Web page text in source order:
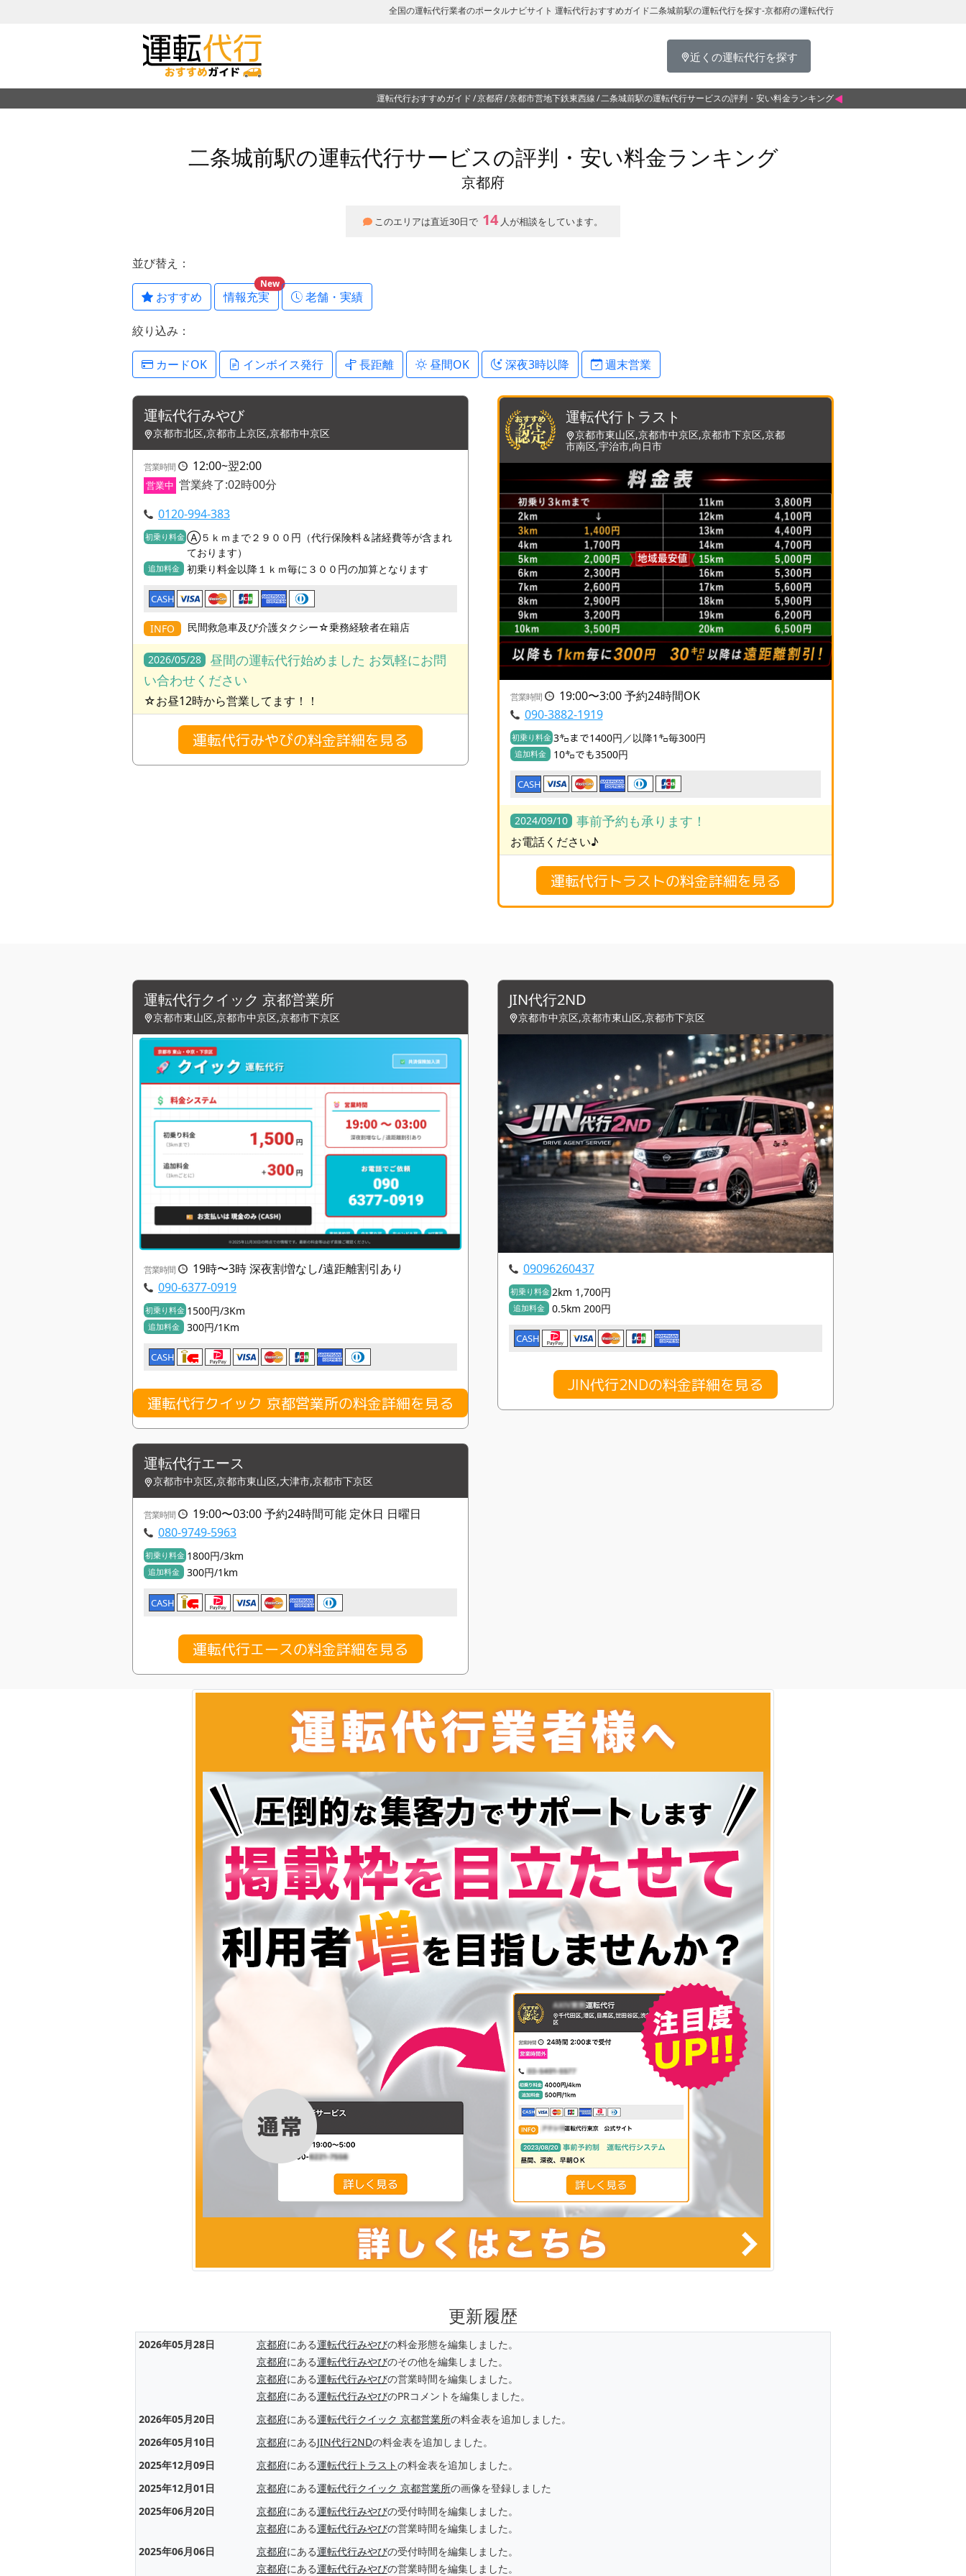
全国の運転代行業者のポータルナビサイト 運転代行おすすめガイド二条城前駅の運転代行を探す-京都府の運転代行
近くの運転代行を探す
運転代行おすすめガイド 京都府 京都市営地下鉄東西線 二条城前駅の運転代行サービスの評判・安い料金ランキング
二条城前駅の運転代行サービスの評判・安い料金ランキング
京都府
このエリアは直近30日で 14 人が相談をしています。
並び替え：
おすすめ 情報充実
New
老舗・実績
絞り込み：
カードOK インボイス発行 長距離 昼間OK 深夜3時以降 週末営業
運転代行みやび
京都市北区,京都市上京区,京都市中京区
営業時間 12:00~翌2:00
営業中 営業終了:02時00分
0120-994-383
初乗り料金 Ⓐ５ｋｍまで２９００円（代行保険料＆諸経費等が含まれ
ております）
追加料金 初乗り料金以降１ｋｍ毎に３００円の加算となります
CASH
INFO 民間救急車及び介護タクシー☆乗務経験者在籍店
2026/05/28
昼間の運転代行始めました お気軽にお問
い合わせください
☆お昼12時から営業してます！！
運転代行みやびの料金詳細を見る
運転代行トラスト
京都市東山区,京都市中京区,京都市下京区,京都
市南区,宇治市,向日市
営業時間
19:00〜3:00 予約24時間OK
090-3882-1919
初乗り料金 3㌔まで1400円／以降1㌔毎300円
追加料金 10㌔でも3500円
CASH
2024/09/10 事前予約も承ります！
お電話ください♪
運転代行トラストの料金詳細を見る
運転代行クイック 京都営業所
京都市東山区,京都市中京区,京都市下京区
営業時間
19時〜3時 深夜割増なし/遠距離割引あり
090-6377-0919
初乗り料金 1500円/3Km
追加料金 300円/1Km
CASH
運転代行クイック 京都営業所の料金詳細を見る
JIN代行2ND
京都市中京区,京都市東山区,京都市下京区
09096260437
初乗り料金 2km 1,700円
追加料金 0.5km 200円
CASH
JIN代行2NDの料金詳細を見る
運転代行エース
京都市中京区,京都市東山区,大津市,京都市下京区
営業時間
19:00〜03:00 予約24時間可能 定休日 日曜日
080-9749-5963
初乗り料金 1800円/3km
追加料金 300円/1km
CASH
運転代行エースの料金詳細を見る
更新履歴
2026年05月28日 京都府にある運転代行みやびの料金形態を編集しました。
京都府にある運転代行みやびのその他を編集しました。
京都府にある運転代行みやびの営業時間を編集しました。
京都府にある運転代行みやびのPRコメントを編集しました。
2026年05月20日
京都府にある運転代行クイック 京都営業所の料金表を追加しました。
2026年05月10日
京都府にあるJIN代行2NDの料金表を追加しました。
2025年12月09日
京都府にある運転代行トラストの料金表を追加しました。
2025年12月01日
京都府にある運転代行クイック 京都営業所の画像を登録しました
2025年06月20日
京都府にある運転代行みやびの受付時間を編集しました。
京都府にある運転代行みやびの営業時間を編集しました。
2025年06月06日
京都府にある運転代行みやびの受付時間を編集しました。
京都府にある運転代行みやびの営業時間を編集しました。